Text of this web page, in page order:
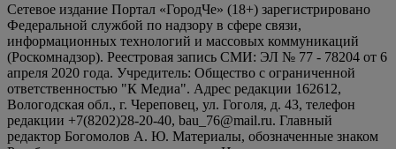
Сетевое издание Портал «ГородЧе» (18+) зарегистрировано
Федеральной службой по надзору в сфере связи,
информационных технологий и массовых коммуникаций
(Роскомнадзор). Реестровая запись СМИ: ЭЛ № 77 - 78204 от 6
апреля 2020 года. Учредитель: Общество с ограниченной
ответственностью "К Медиа". Адрес редакции 162612,
Вологодская обл., г. Череповец, ул. Гоголя, д. 43, телефон
редакции +7(8202)28-20-40, bau_76@mail.ru. Главный
редактор Богомолов А. Ю. Материалы, обозначенные знаком